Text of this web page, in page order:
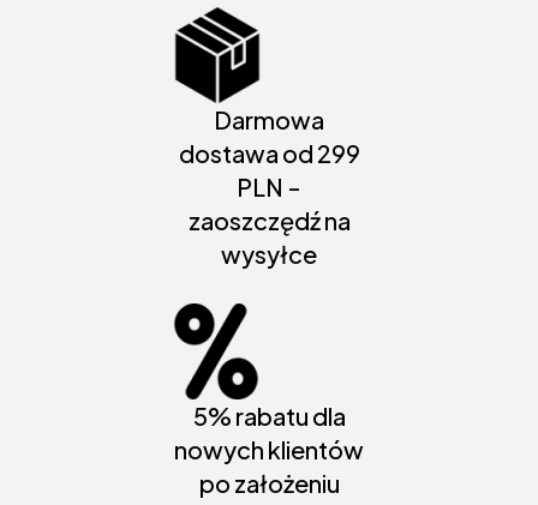
Darmowa
dostawa od 299
PLN -
zaoszczędź na
wysyłce
5% rabatu dla
nowych klientów
po założeniu